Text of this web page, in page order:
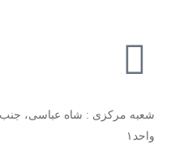
واحد۱​